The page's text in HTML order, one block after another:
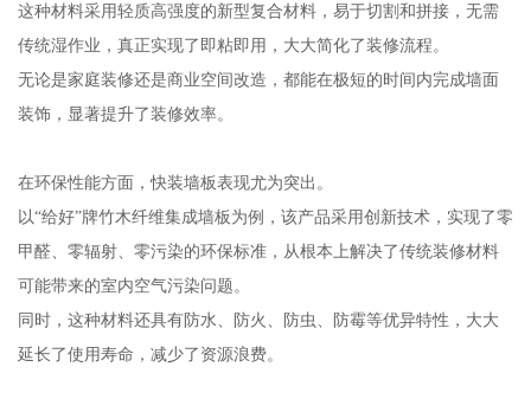
这种材料采用轻质高强度的新型复合材料，易于切割和拼接，无需
传统湿作业，真正实现了即粘即用，大大简化了装修流程。
无论是家庭装修还是商业空间改造，都能在极短的时间内完成墙面
装饰，显著提升了装修效率。
在环保性能方面，快装墙板表现尤为突出。
以“给好”牌竹木纤维集成墙板为例，该产品采用创新技术，实现了零
甲醛、零辐射、零污染的环保标准，从根本上解决了传统装修材料
可能带来的室内空气污染问题。
同时，这种材料还具有防水、防火、防虫、防霉等优异特性，大大
延长了使用寿命，减少了资源浪费。